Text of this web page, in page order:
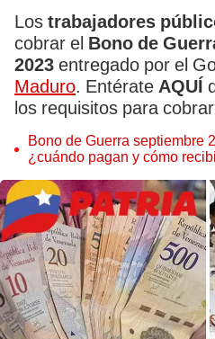
Los trabajadores
cobrar el Bono de
2023 entregado por el
Maduro. Entérate AQUÍ
los requisitos para
Bono de Guerra septiembre
¿cuándo pagan y cómo